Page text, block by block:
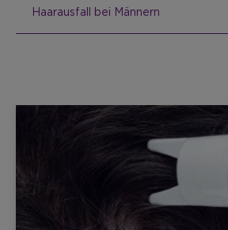
Haarausfall bei Männern